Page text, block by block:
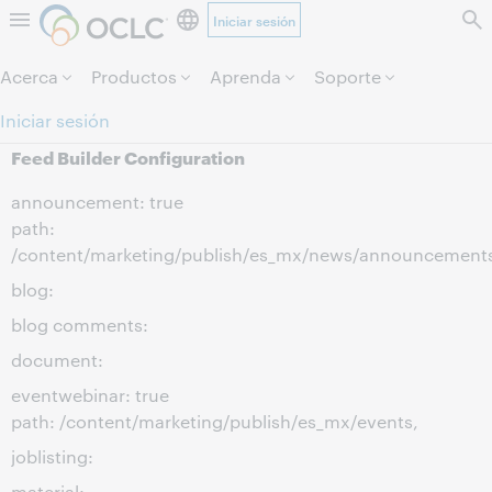
Saltar al contenido.
Iniciar sesión
Acerca Productos Aprenda
Soporte
Iniciar sesión
Feed Builder Configuration
announcement: true
path:
/content/marketing/publish/es_mx/news/
blog:
blog comments:
document:
eventwebinar: true
path: /content/marketing/publish/es_mx/events,
joblisting: